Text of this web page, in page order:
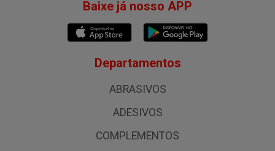
Baixe já nosso APP
Departamentos
ABRASIVOS
ADESIVOS
COMPLEMENTOS